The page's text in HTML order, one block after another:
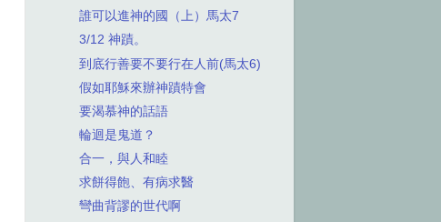
誰可以進神的國（上）馬太7
3/12 神蹟。
到底行善要不要行在人前(馬太6)
假如耶穌來辦神蹟特會
要渴慕神的話語
輪迴是鬼道？
合一，與人和睦
求餅得飽、有病求醫
彎曲背謬的世代啊